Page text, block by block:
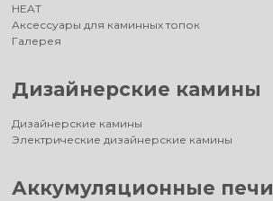
HEAT
Аксессуары для каминных топок
Галерея
Дизайнерские камины
Дизайнерские камины
Электрические дизайнерские камины
Аккумуляционные печи